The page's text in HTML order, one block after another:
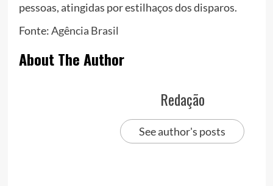
pessoas, atingidas por estilhaços dos disparos.
Fonte:Agência Brasil
About The Author
Redação
See author's posts